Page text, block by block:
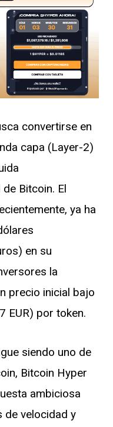
convertirse en
capa (Layer-2)
Bitcoin. El
ya ha
en su
la
precio inicial bajo
EUR) por token.
siendo uno de
Bitcoin Hyper
ambiciosa
de velocidad y